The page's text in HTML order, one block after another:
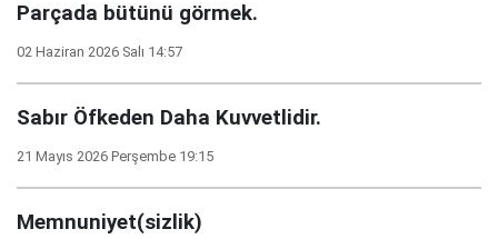
Parçada bütünü görmek.
02 Haziran 2026 Salı 14:57
Sabır Öfkeden Daha Kuvvetlidir.
21 Mayıs 2026 Perşembe 19:15
Memnuniyet(sizlik)